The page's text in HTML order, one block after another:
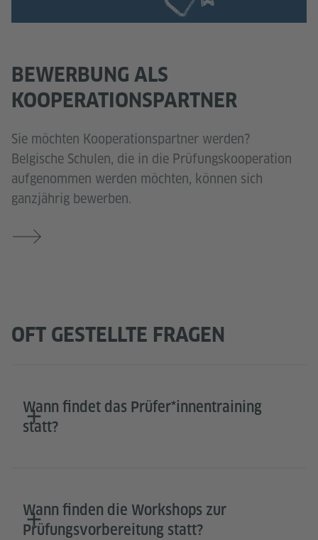
BEWERBUNG ALS
KOOPERATIONSPARTNER
Sie möchten Kooperationspartner werden?
Belgische Schulen, die in die Prüfungskooperation
aufgenommen werden möchten, können sich
ganzjährig bewerben.
OFT GESTELLTE FRAGEN
Wann findet das Prüfer*innentraining
statt?
Wann finden die Workshops zur
Prüfungsvorbereitung statt?